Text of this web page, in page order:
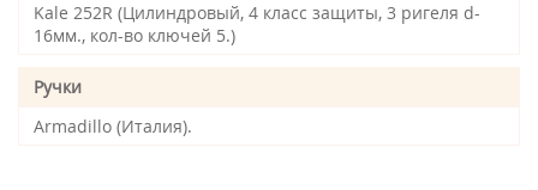
Kale 252R (Цилиндровый, 4 класс защиты, 3 ригеля d-
16мм., кол-во ключей 5.)
Ручки
Armadillo (Италия).